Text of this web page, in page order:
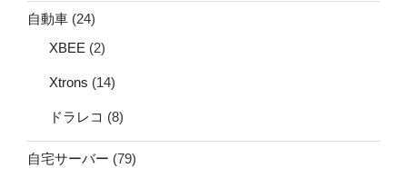
自動車 (24)
XBEE (2)
Xtrons (14)
ドラレコ (8)
自宅サーバー (79)